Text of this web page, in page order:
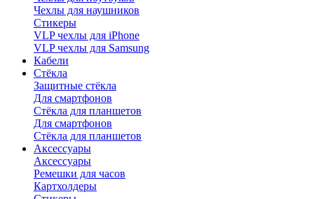
Чехлы для наушников
Стикеры
VLP чехлы для iPhone
VLP чехлы для Samsung
Кабели
Стёкла
Защитные стёкла
Для смартфонов
Стёкла для планшетов
Для смартфонов
Стёкла для планшетов
Аксессуары
Аксессуары
Ремешки для часов
Картхолдеры